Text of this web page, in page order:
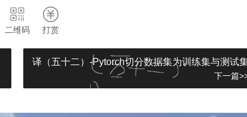
二维码 打赏
译（五十二）-Pytorch切分数据集为训练集与测试
下一篇